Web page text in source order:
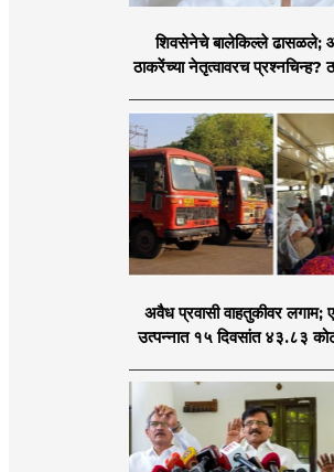
शिवसेनेचे बालेकिल्ले ढासळले;
ठाकरेंच्या नेतृत्वावरच प्रश्नचिन्ह?
अवैध प्रवासी वाहतुकीवर लगाम;
उत्पन्नात १५ दिवसांत ४३.८३